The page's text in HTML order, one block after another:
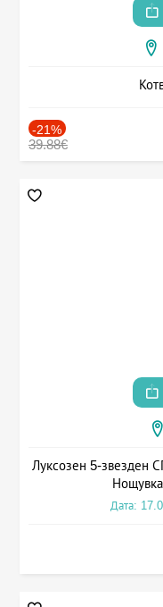
-21%
39.88€
Луксозен 5-звезден
Дата: